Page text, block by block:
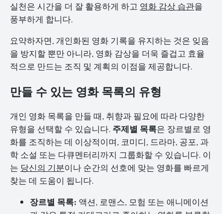
실천은 시간을 더 잘 활용하게 하고 영화 감상 습관을
풍부하게 합니다.
요약하자면, 개인화된 영화 기록을 유지하는 것은 잊음
을 방지할 뿐만 아니라, 영화 감상을 더욱 즐겁고 효율
적으로 만드는 조직 및 계획의 이점을 제공합니다.
만들 수 있는 영화 목록의 유형
개인 영화 목록을 만들 때, 취향과 필요에 따라 다양한
유형을 선택할 수 있습니다. 주제별 목록은 장르별로 영
화를 조직하는 데 이상적이며, 코미디, 드라마, 공포, 과
학 소설 또는 다큐멘터리까지 그룹화할 수 있습니다. 이
는 당신의 기분이나 순간의 선호에 맞는 영화를 빠르게
찾는 데 도움이 됩니다.
장르별 목록: 액션, 로맨스, 모험 또는 애니메이션